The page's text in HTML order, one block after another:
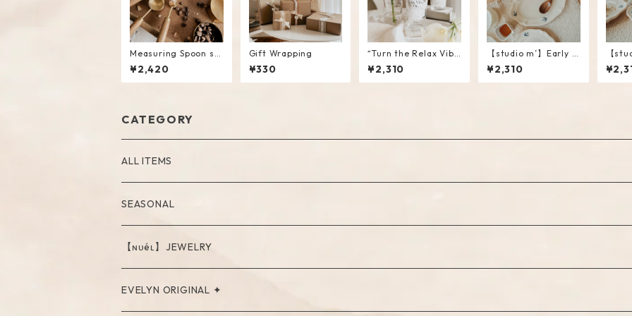
Measuring Spoon se
t with Wooden Handl
e
¥2,420
Gift Wrapping
¥330
“Turn the Relax Vibe
s On” Glass Tumbler
¥2,310
【studio m’】Early Bi
rd Oval plate / S
¥2,310
【
rd
CATEGORY
ALL ITEMS
SEASONAL
【ɴᴜéʟ】JEWELRY
PIERCE
EVELYN ORIGINAL ✦